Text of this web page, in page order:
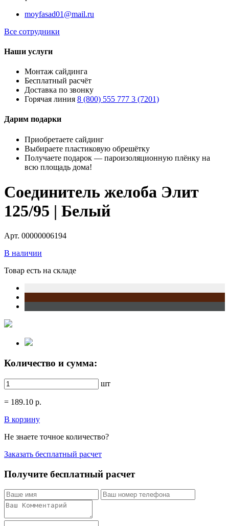
moyfasad01@mail.ru
Все сотрудники
Наши услуги
Монтаж сайдинга
Бесплатный расчёт
Доставка по звонку
Горячая линия 8 (800) 555 777 3 (7201)
Дарим подарки
Приобретаете сайдинг
Выбираете пластиковую обрешётку
Получаете подарок — пароизоляционную плёнку на
всю площадь дома!
Соединитель желоба Элит
125/95 | Белый
Арт. 00000006194
В наличии
Товар есть на складе
Количество и сумма:
шт
= 189.10 р.
В корзину
Не знаете точное количество?
Заказать бесплатный расчет
Получите бесплатный расчет